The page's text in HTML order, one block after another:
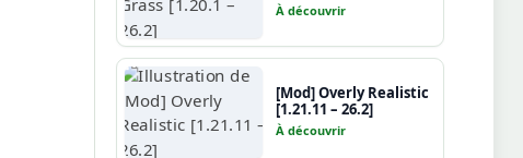
À découvrir
[Mod] Overly Realistic
[1.21.11 – 26.2]
À découvrir